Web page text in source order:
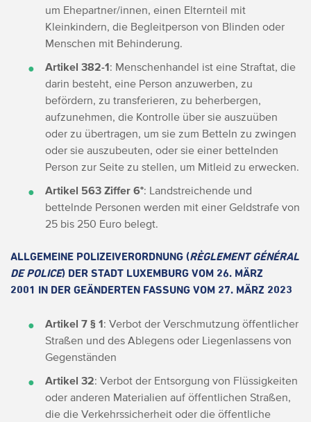
um Ehepartner/innen, einen Elternteil mit
Kleinkindern, die Begleitperson von Blinden oder
Menschen mit Behinderung.
Artikel 382-1: Menschenhandel ist eine Straftat, die
darin besteht, eine Person anzuwerben, zu
befördern, zu transferieren, zu beherbergen,
aufzunehmen, die Kontrolle über sie auszuüben
oder zu übertragen, um sie zum Betteln zu zwingen
oder sie auszubeuten, oder sie einer bettelnden
Person zur Seite zu stellen, um Mitleid zu erwecken.
Artikel 563 Ziffer 6°: Landstreichende und
bettelnde Personen werden mit einer Geldstrafe von
25 bis 250 Euro belegt.
ALLGEMEINE POLIZEIVERORDNUNG (RÈGLEMENT GÉNÉRAL
DE POLICE) DER STADT LUXEMBURG VOM 26. MÄRZ
2001 IN DER GEÄNDERTEN FASSUNG VOM 27. MÄRZ 2023
Artikel 7 § 1: Verbot der Verschmutzung öffentlicher
Straßen und des Ablegens oder Liegenlassens von
Gegenständen
Artikel 32: Verbot der Entsorgung von Flüssigkeiten
oder anderen Materialien auf öffentlichen Straßen,
die die Verkehrssicherheit oder die öffentliche